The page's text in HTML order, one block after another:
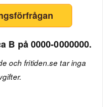
B på 0000-0000000.
och fritiden.se tar inga